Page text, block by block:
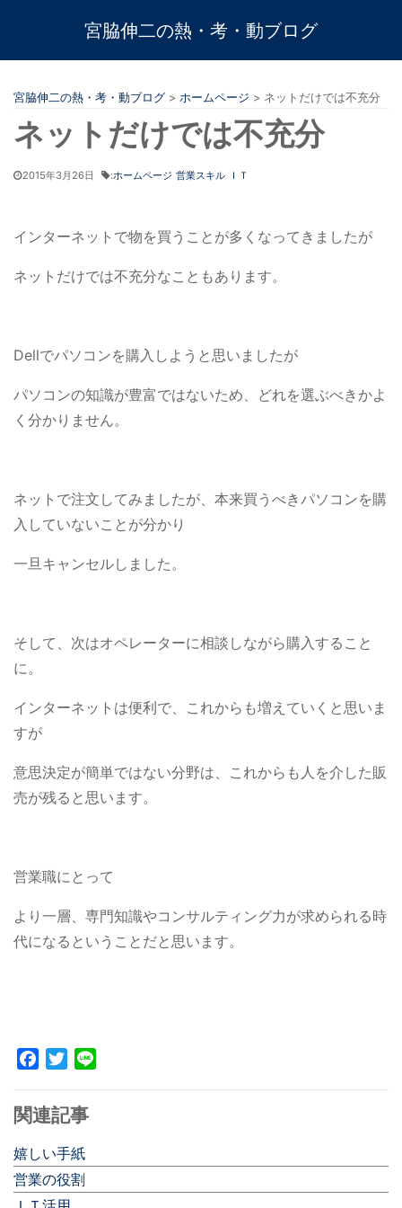
宮脇伸二の熱・考・動ブログ
宮脇伸二の熱・考・動ブログ > ホームページ > ネットだけでは不充分
ネットだけでは不充分
2015年3月26日 :ホームページ 営業スキル ＩＴ
インターネットで物を買うことが多くなってきましたが
ネットだけでは不充分なこともあります。
Dellでパソコンを購入しようと思いましたが
パソコンの知識が豊富ではないため、どれを選ぶべきかよ
く分かりません。
ネットで注文してみましたが、本来買うべきパソコンを購
入していないことが分かり
一旦キャンセルしました。
そして、次はオペレーターに相談しながら購入すること
に。
インターネットは便利で、これからも増えていくと思いま
すが
意思決定が簡単ではない分野は、これからも人を介した販
売が残ると思います。
営業職にとって
より一層、専門知識やコンサルティング力が求められる時
代になるということだと思います。
Facebook
Twitter
関連記事
嬉しい手紙
営業の役割